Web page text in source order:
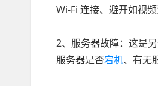
Wi-Fi 连接、避开如视
2、服务器故障：这是
服务器是否宕机、有无